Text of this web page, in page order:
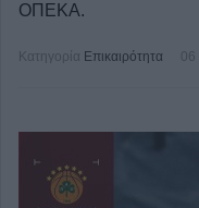
ΟΠΕΚΑ.
Κατηγορία Επικαιρότητα